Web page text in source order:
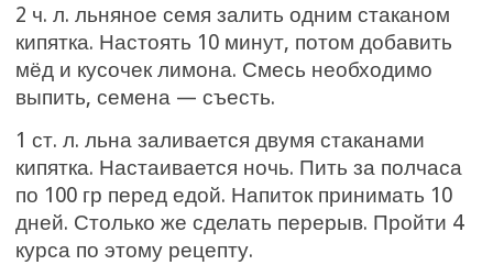
2 ч. л. льняное семя залить одним стаканом
кипятка. Настоять 10 минут, потом добавить
мёд и кусочек лимона. Смесь необходимо
выпить, семена — съесть.
1 ст. л. льна заливается двумя стаканами
кипятка. Настаивается ночь. Пить за полчаса
по 100 гр перед едой. Напиток принимать 10
дней. Столько же сделать перерыв. Пройти 4
курса по этому рецепту.